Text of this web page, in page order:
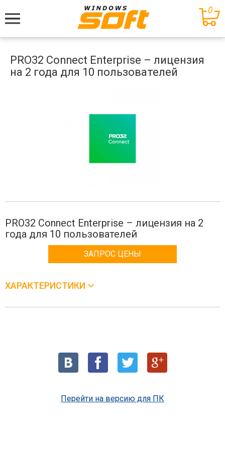
Меню
0
PRO32 Connect Enterprise – лицензия
на 2 года для 10 пользователей
PRO32 Connect Enterprise – лицензия на 2
года для 10 пользователей
ЗАПРОС ЦЕНЫ
ХАРАКТЕРИСТИКИ
Перейти на версию для ПК